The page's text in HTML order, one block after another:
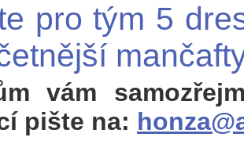
pro tým 5
vám
pište na: